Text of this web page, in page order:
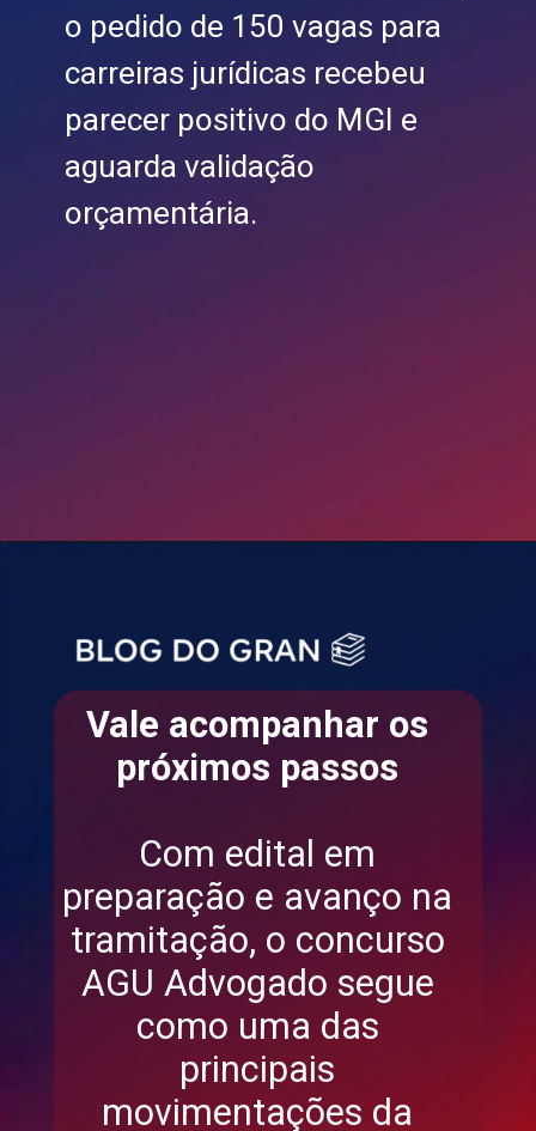
o pedido de 150 vagas para
carreiras jurídicas recebeu
parecer positivo do MGI e
aguarda validação
orçamentária.
Vale acompanhar os
próximos passos
Com edital em
preparação e avanço na
tramitação, o concurso
AGU Advogado segue
como uma das
principais
movimentações da